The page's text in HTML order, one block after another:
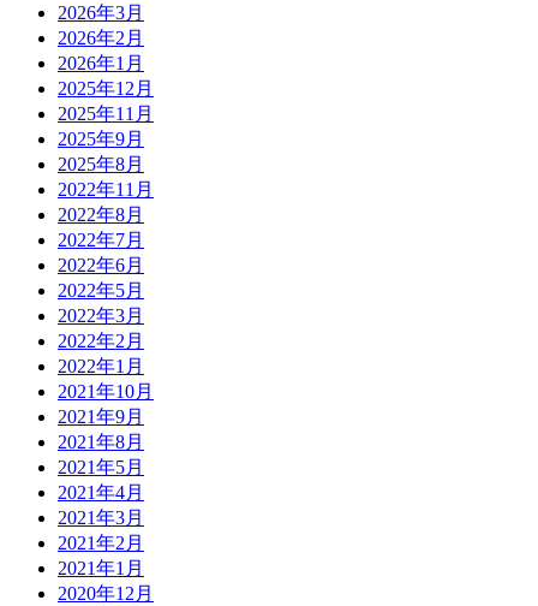
2026年3月
2026年2月
2026年1月
2025年12月
2025年11月
2025年9月
2025年8月
2022年11月
2022年8月
2022年7月
2022年6月
2022年5月
2022年3月
2022年2月
2022年1月
2021年10月
2021年9月
2021年8月
2021年5月
2021年4月
2021年3月
2021年2月
2021年1月
2020年12月